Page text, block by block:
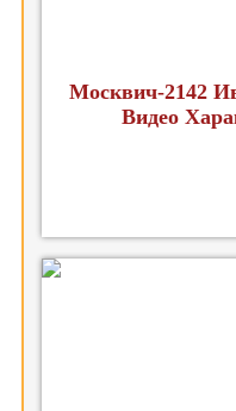
Москвич-2142
Видео